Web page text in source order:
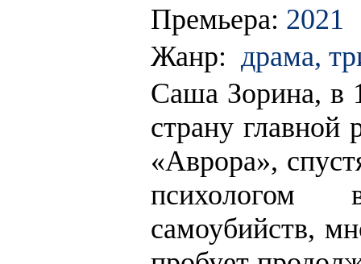
Премьера: 2021
Жанр: драма,
Саша Зорина, в
страну главной
«Аврора»,
психологом
самоубийств,